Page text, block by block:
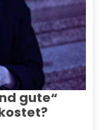
gute“